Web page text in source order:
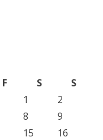
F S
S
1
2
8
9
15
16